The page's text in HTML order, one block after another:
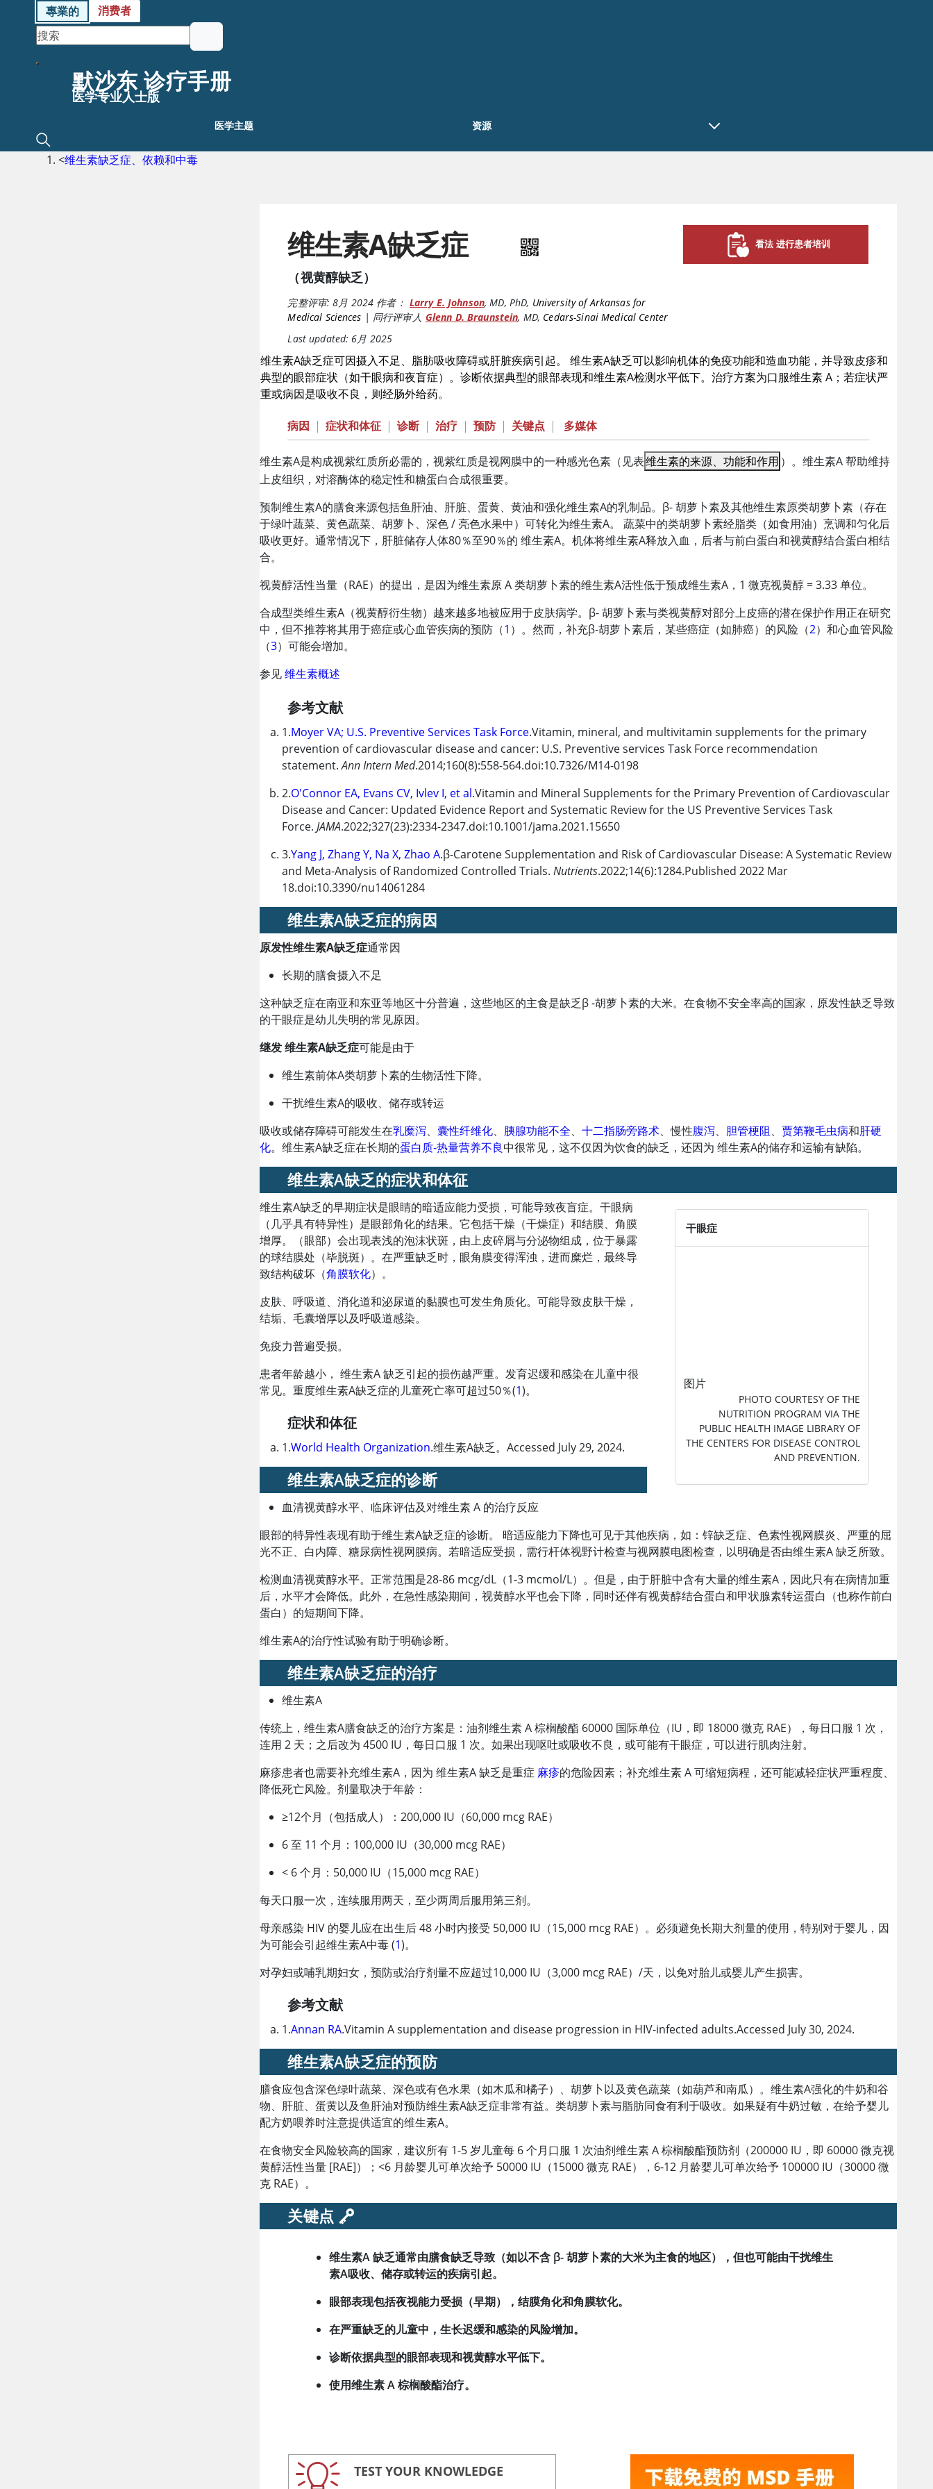
專業的 消费者
默沙东 诊疗手册
医学专业人士版
医学主题 资源
<维生素缺乏症、依赖和中毒
维生素A缺乏症
（视黄醇缺乏）
完整评审: 8月 2024 作者： Larry E. Johnson,MD, PhD, University of Arkansas for
Medical Sciences | 同行评审人 Glenn D. Braunstein, MD, Cedars-Sinai Medical Center
Last updated: 6月 2025
看法 进行患者培训
维生素A缺乏症可因摄入不足、脂肪吸收障碍或肝脏疾病引起。 维生素A缺乏可以影响机体的免疫功能和造血功能，并导致皮疹和
典型的眼部症状（如干眼病和夜盲症）。诊断依据典型的眼部表现和维生素A检测水平低下。治疗方案为口服维生素 A；若症状严
重或病因是吸收不良，则经肠外给药。
病因 | 症状和体征 | 诊断 | 治疗 | 预防 | 关键点 | 多媒体
维生素A是构成视紫红质所必需的，视紫红质是视网膜中的一种感光色素（见表维生素的来源、功能和作用 ）。维生素A帮助维持
上皮组织，对溶酶体的稳定性和糖蛋白合成很重要。
预制维生素A的膳食来源包括鱼肝油、肝脏、蛋黄、黄油和强化维生素A的乳制品。β- 胡萝卜素及其他维生素原类胡萝卜素（存在
于绿叶蔬菜、黄色蔬菜、胡萝卜、深色 / 亮色水果中）可转化为维生素A。 蔬菜中的类胡萝卜素经脂类（如食用油）烹调和匀化后
吸收更好。通常情况下，肝脏储存人体80％至90％的维生素A。机体将维生素A释放入血，后者与前白蛋白和视黄醇结合蛋白相结
合。
视黄醇活性当量（RAE）的提出，是因为维生素原 A 类胡萝卜素的维生素A活性低于预成维生素A ，1 微克视黄醇 = 3.33 单位。
合成型类维生素A（视黄醇衍生物）越来越多地被应用于皮肤病学。β- 胡萝卜素与类视黄醇对部分上皮癌的潜在保护作用正在研究
中，但不推荐将其用于癌症或心血管疾病的预防（1 ）。然而，补充β-胡萝卜素后，某些癌症（如肺癌）的风险（2）和心血管风险
（3）可能会增加。
参见维生素概述
参考文献
1.Moyer VA; U.S. Preventive Services Task Force.Vitamin, mineral, and multivitamin supplements for the primary
prevention of cardiovascular disease and cancer: U.S. Preventive services Task Force recommendation
statement.Ann Intern Med.2014;160(8):558-564.doi:10.7326/M14-0198
2.O'Connor EA, Evans CV, Ivlev I, et al.Vitamin and Mineral Supplements for the Primary Prevention of Cardiovascular
Disease and Cancer: Updated Evidence Report and Systematic Review for the US Preventive Services Task
Force.JAMA.2022;327(23):2334-2347.doi:10.1001/jama.2021.15650
3.Yang J, Zhang Y, Na X, Zhao A.β-Carotene Supplementation and Risk of Cardiovascular Disease: A Systematic Review
and Meta-Analysis of Randomized Controlled Trials.Nutrients.2022;14(6):1284.Published 2022 Mar
18.doi:10.3390/nu14061284
维生素A缺乏症的病因
原发性维生素A缺乏症通常因
长期的膳食摄入不足
这种缺乏症在南亚和东亚等地区十分普遍，这些地区的主食是缺乏β -胡萝卜素的大米。在食物不安全率高的国家，原发性缺乏导致
的干眼症是幼儿失明的常见原因。
继发维生素A缺乏症可能是由于
维生素前体A类胡萝卜素的生物活性下降。
干扰维生素A的吸收、储存或转运
吸收或储存障碍可能发生在乳糜泻、 囊性纤维化、 胰腺功能不全、十二指肠旁路术、慢性腹泻、 胆管梗阻、贾第鞭毛虫病和肝硬
化。维生素A缺乏症在长期的蛋白质-热量营养不良中很常见，这不仅因为饮食的缺乏，还因为维生素A的储存和运输有缺陷。
维生素A缺乏的症状和体征
干眼症
图片
PHOTO COURTESY OF THE
NUTRITION PROGRAM VIA THE
PUBLIC HEALTH IMAGE LIBRARY OF
THE CENTERS FOR DISEASE CONTROL
AND PREVENTION.
维生素A缺乏的早期症状是眼睛的暗适应能力受损，可能导致夜盲症。干眼病
（几乎具有特异性）是眼部角化的结果。它包括干燥（干燥症）和结膜、角膜
增厚。（眼部）会出现表浅的泡沫状斑，由上皮碎屑与分泌物组成，位于暴露
的球结膜处（毕脱斑）。在严重缺乏时，眼角膜变得浑浊，进而糜烂，最终导
致结构破坏（角膜软化）。
皮肤、呼吸道、消化道和泌尿道的黏膜也可发生角质化。可能导致皮肤干燥，
结垢、毛囊增厚以及呼吸道感染。
免疫力普遍受损。
患者年龄越小，维生素A缺乏引起的损伤越严重。发育迟缓和感染在儿童中很
常见。重度维生素A缺乏症的儿童死亡率可超过50％(1)。
症状和体征
1.World Health Organization.维生素A缺乏。Accessed July 29, 2024.
维生素A缺乏症的诊断
血清视黄醇水平、临床评估及对维生素 A 的治疗反应
眼部的特异性表现有助于维生素A缺乏症的诊断。 暗适应能力下降也可见于其他疾病，如：锌缺乏症、色素性视网膜炎、严重的屈
光不正、白内障、糖尿病性视网膜病。若暗适应受损，需行杆体视野计检查与视网膜电图检查，以明确是否由维生素A缺乏所致。
检测血清视黄醇水平。正常范围是28-86 mcg/dL（1-3 mcmol/L）。但是，由于肝脏中含有大量的维生素A ，因此只有在病情加重
后，水平才会降低。此外，在急性感染期间，视黄醇水平也会下降，同时还伴有视黄醇结合蛋白和甲状腺素转运蛋白（也称作前白
蛋白）的短期间下降。
维生素A的治疗性试验有助于明确诊断。
维生素A缺乏症的治疗
维生素A
传统上，维生素A膳食缺乏的治疗方案是：油剂维生素 A 棕榈酸酯 60000 国际单位（IU，即 18000 微克 RAE），每日口服 1 次，
连用 2 天；之后改为 4500 IU，每日口服 1 次。如果出现呕吐或吸收不良，或可能有干眼症，可以进行肌肉注射。
麻疹患者也需要补充维生素A，因为维生素A缺乏是重症 麻疹的危险因素；补充维生素 A 可缩短病程，还可能减轻症状严重程度、
降低死亡风险。剂量取决于年龄：
≥12个月（包括成人）：200,000 IU（60,000 mcg RAE）
6 至 11 个月：100,000 IU（30,000 mcg RAE）
< 6 个月：50,000 IU（15,000 mcg RAE）
每天口服一次，连续服用两天，至少两周后服用第三剂。
母亲感染 HIV 的婴儿应在出生后 48 小时内接受 50,000 IU（15,000 mcg RAE）。必须避免长期大剂量的使用，特别对于婴儿，因
为可能会引起维生素A中毒 (1)。
对孕妇或哺乳期妇女，预防或治疗剂量不应超过10,000 IU（3,000 mcg RAE）/天，以免对胎儿或婴儿产生损害。
参考文献
1.Annan RA.Vitamin Asupplementation and disease progression in HIV-infected adults.Accessed July 30, 2024.
维生素A缺乏症的预防
膳食应包含深色绿叶蔬菜、深色或有色水果（如木瓜和橘子）、胡萝卜以及黄色蔬菜（如葫芦和南瓜）。维生素A强化的牛奶和谷
物、肝脏、蛋黄以及鱼肝油对预防维生素A缺乏症非常有益。类胡萝卜素与脂肪同食有利于吸收。如果疑有牛奶过敏，在给予婴儿
配方奶喂养时注意提供适宜的维生素A。
在食物安全风险较高的国家，建议所有 1-5 岁儿童每 6 个月口服 1 次油剂维生素 A 棕榈酸酯预防剂（200000 IU，即 60000 微克视
黄醇活性当量 [RAE]）；<6 月龄婴儿可单次给予 50000 IU（15000 微克 RAE），6-12 月龄婴儿可单次给予 100000 IU（30000 微
克 RAE）。
关键点
维生素A缺乏通常由膳食缺乏导致（如以不含 β- 胡萝卜素的大米为主食的地区），但也可能由干扰维生
素A吸收、储存或转运的疾病引起。
眼部表现包括夜视能力受损（早期），结膜角化和角膜软化。
在严重缺乏的儿童中，生长迟缓和感染的风险增加。
诊断依据典型的眼部表现和视黄醇水平低下。
使用维生素 A 棕榈酸酯治疗。
TEST YOUR KNOWLEDGE